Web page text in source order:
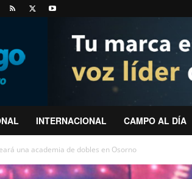
INTERNACIONAL CAMPO AL DÍA
una academia de dobles en Osorno